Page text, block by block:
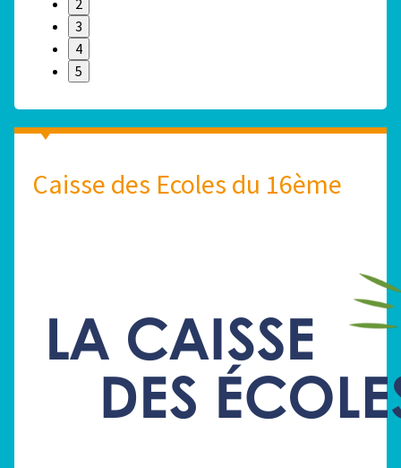
2
3
4
5
Caisse des Ecoles du 16ème